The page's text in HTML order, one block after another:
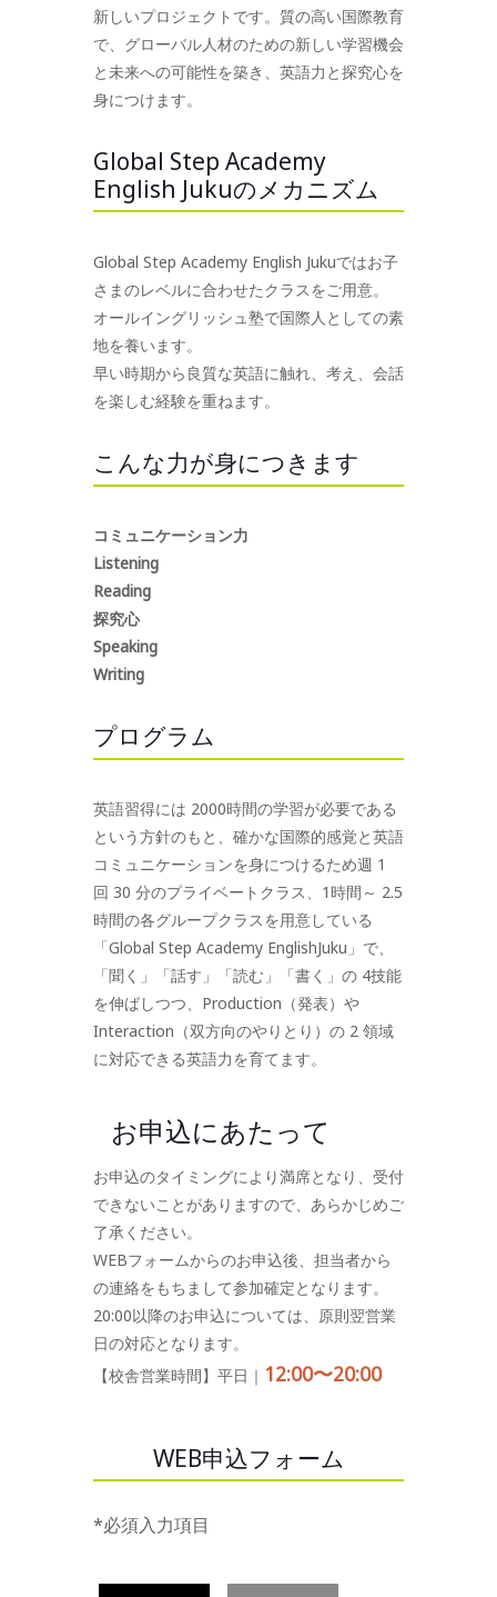
新しいプロジェクトです。質の高い国際教育
で、グローバル人材のための新しい学習機会
と未来への可能性を築き、英語力と探究心を
身につけます。
Global Step Academy
English Jukuのメカニズム
Global Step Academy English Jukuではお子
さまのレベルに合わせたクラスをご用意。
オールイングリッシュ塾で国際人としての素
地を養います。
早い時期から良質な英語に触れ、考え、会話
を楽しむ経験を重ねます。
こんな力が身につきます
コミュニケーション力
Listening
Reading
探究心
Speaking
Writing
プログラム
英語習得には 2000時間の学習が必要である
という方針のもと、確かな国際的感覚と英語
コミュニケーションを身につけるため週 1
回 30 分のプライベートクラス、1時間～ 2.5
時間の各グループクラスを用意している
「Global Step Academy EnglishJuku」で、
「聞く」「話す」「読む」「書く」の 4技能
を伸ばしつつ、Production（発表）や
Interaction（双方向のやりとり）の 2 領域
に対応できる英語力を育てます。
お申込にあたって
お申込のタイミングにより満席となり、受付
できないことがありますので、あらかじめご
了承ください。
WEBフォームからのお申込後、担当者から
の連絡をもちまして参加確定となります。
20:00以降のお申込については、原則翌営業
日の対応となります。
【校舎営業時間】平日｜ 12:00〜20:00
WEB申込フォーム
*必須入力項目